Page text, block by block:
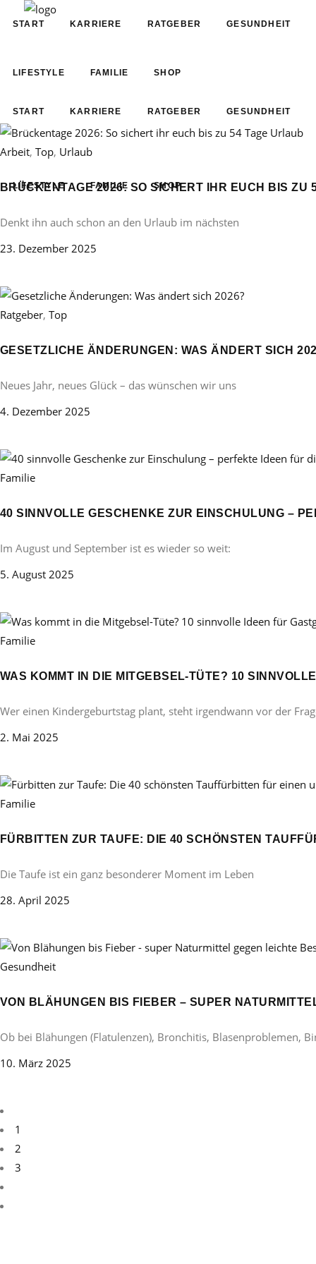
START KARRIERE RATGEBER GESUNDHEIT
LIFESTYLE FAMILIE SHOP
START KARRIERE RATGEBER GESUNDHEIT
LIFESTYLE FAMILIE SHOP
Arbeit, Top, Urlaub
BRÜCKENTAGE 2026: SO SICHERT IHR EUCH BIS ZU
Denkt ihn auch schon an den Urlaub im nächsten
23. Dezember 2025
Ratgeber, Top
GESETZLICHE ÄNDERUNGEN: WAS ÄNDERT SICH
Neues Jahr, neues Glück – das wünschen wir uns
4. Dezember 2025
Familie
40 SINNVOLLE GESCHENKE ZUR EINSCHULUNG –
Im August und September ist es wieder so weit:
5. August 2025
Familie
WAS KOMMT IN DIE MITGEBSEL-TÜTE? 10
Wer einen Kindergeburtstag plant, steht irgendwann vor der
2. Mai 2025
Familie
FÜRBITTEN ZUR TAUFE: DIE 40 SCHÖNSTEN
Die Taufe ist ein ganz besonderer Moment im Leben
28. April 2025
Gesundheit
VON BLÄHUNGEN BIS FIEBER – SUPER
Ob bei Blähungen (Flatulenzen), Bronchitis, Blasenproblemen,
10. März 2025
1
2
3